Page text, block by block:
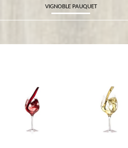
VIGNOBLE PAUQUET